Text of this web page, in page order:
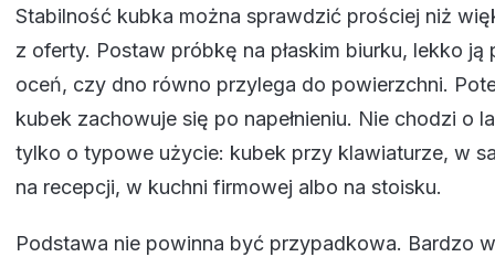
Stabilność kubka można sprawdzić prościej niż
z oferty. Postaw próbkę na płaskim biurku, lekko ją
oceń, czy dno równo przylega do powierzchni.
kubek zachowuje się po napełnieniu. Nie chodzi o
tylko o typowe użycie: kubek przy klawiaturze, w
na recepcji, w kuchni firmowej albo na stoisku.
Podstawa nie powinna być przypadkowa. Bardzo